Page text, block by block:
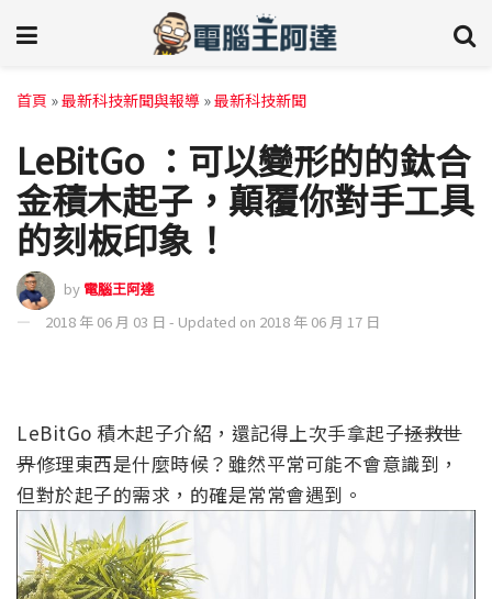
首頁 »最新科技新聞與報導 »最新科技新聞
LeBitGo ：可以變形的的鈦合
金積木起子，顛覆你對手工具
的刻板印象！
by 電腦王阿達
2018 年 06 月 03 日 - Updated on 2018 年 06 月 17 日
LeBitGo 積木起子介紹，還記得上次手拿起子拯救世
界修理東西是什麼時候？雖然平常可能不會意識到，
但對於起子的需求，的確是常常會遇到。